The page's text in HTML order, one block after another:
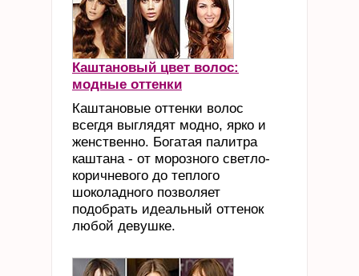
Каштановый цвет волос:
модные оттенки
Каштановые оттенки волос
всегдя выглядят модно, ярко и
женственно. Богатая палитра
каштана - от морозного светло-
коричневого до теплого
шоколадного позволяет
подобрать идеальный оттенок
любой девушке.